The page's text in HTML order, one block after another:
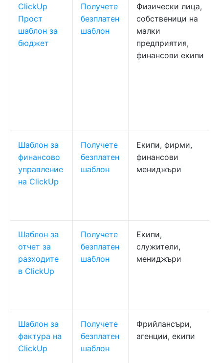
ClickUp
Прост
шаблон за
бюджет
Получете
безплатен
шаблон
Физически лица,
собственици на
малки
предприятия,
финансови екипи
Шаблон за
финансово
управление
на ClickUp
Получете
безплатен
шаблон
Екипи, фирми,
финансови
мениджъри
Шаблон за
отчет за
разходите
в ClickUp
Получете
безплатен
шаблон
Екипи,
служители,
мениджъри
Шаблон за
фактура на
ClickUp
Получете
безплатен
шаблон
Фрийлансъри,
агенции, екипи